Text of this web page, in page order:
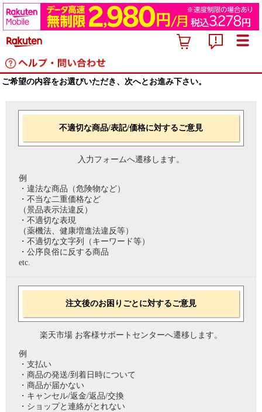
ご希望の内容をお選びいただき、次へとお進み下さい。
不適切な商品/表記/価格に対するご意見
入力フォームへ遷移します。
例
・違法な商品（危険物など）
・不当な二重価格など
（景品表示法違反）
・不適切な表現
（薬機法、健康増進法違反等）
・不適切な文字列（キーワード等）
・公序良俗に反する商品
etc.
注文後のお困りごとに対するご意見
楽天市場 お客様サポートセンターへ遷移します。
例
・支払い
・商品の発送/到着日時について
・商品が届かない
・キャンセル/返金/返品/交換
・ショップと連絡がとれない